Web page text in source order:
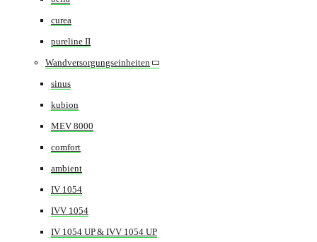
curea
pureline II
Wandversorgungseinheiten
sinus
kubion
MEV 8000
comfort
ambient
IV 1054
IVV 1054
IV 1054 UP & IVV 1054 UP